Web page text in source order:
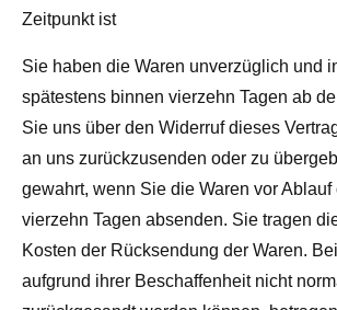
Zeitpunkt ist
Sie haben die Waren unverzüglich und
spätestens binnen vierzehn Tagen ab
Sie uns über den Widerruf dieses
an uns zurückzusenden oder zu
gewahrt, wenn Sie die Waren vor Ablauf
vierzehn Tagen absenden. Sie tragen
Kosten der Rücksendung der Waren.
aufgrund ihrer Beschaffenheit nicht